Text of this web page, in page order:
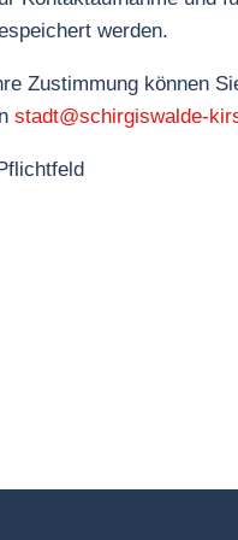
werden.
Zustimmung können
stadt@schirgiswalde-